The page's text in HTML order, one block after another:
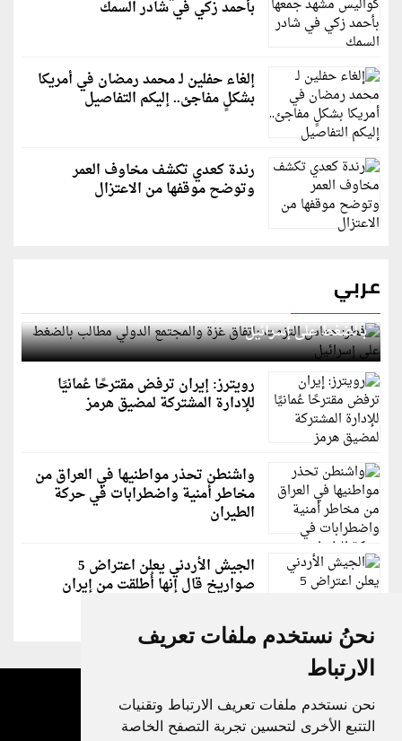
نحنُ نستخدم ملفات تعريف
الارتباط
نحن نستخدم ملفات تعريف الارتباط وتقنيات
التتبع الأخرى لتحسين تجربة التصفح الخاصة
بأحمد زكي في شادر السمك
إلغاء حفلين لـ محمد رمضان في أمريكا
بشكلٍ مفاجئ.. إليكم التفاصيل
رندة كعدي تكشف مخاوف العمر
وتوضح موقفها من الاعتزال
عربي
قطر: حماس التزمت باتفاق غزة والمجتمع الدولي مطالب
بالضغط على إسرائيل
رويترز: إيران ترفض مقترحًا عُمانيًا
للإدارة المشتركة لمضيق هرمز
واشنطن تحذر مواطنيها في العراق من
مخاطر أمنية واضطرابات في حركة
الطيران
الجيش الأردني يعلن اعتراض 5
صواريخ قال إنها أُطلقت من إيران